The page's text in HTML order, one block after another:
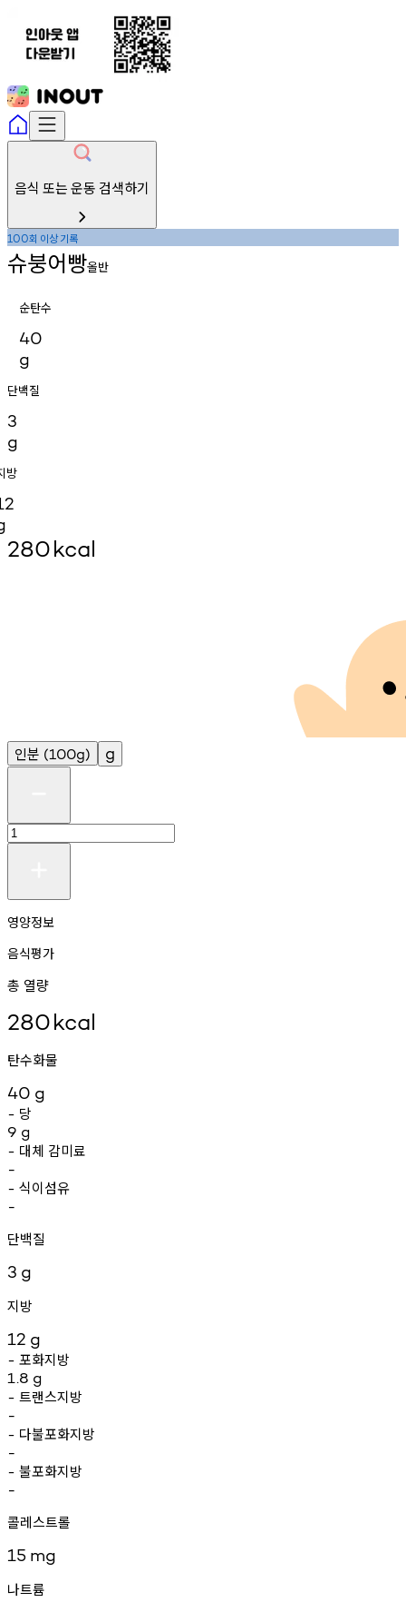
음식 또는 운동 검색하기
100회 이상기록
슈붕어빵올반
순탄수
40
g
단백질
3
g
방
280kcal
인분 (100g) g
영양정보
음식평가
총 열량
280kcal
탄수화물
40 g
- 당
9 g
- 대체 감미료
-
- 식이섬유
-
단백질
3 g
지방
12 g
- 포화지방
1.8 g
- 트랜스지방
-
- 다불포화지방
-
- 불포화지방
-
콜레스트롤
15 mg
나트륨